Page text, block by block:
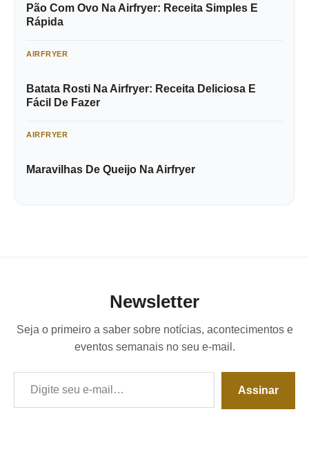
Pão Com Ovo Na Airfryer: Receita Simples E
Rápida
AIRFRYER
Batata Rosti Na Airfryer: Receita Deliciosa E
Fácil De Fazer
AIRFRYER
Maravilhas De Queijo Na Airfryer
Newsletter
Seja o primeiro a saber sobre notícias, acontecimentos e
eventos semanais no seu e-mail.
Digite seu e-mail…
Assinar